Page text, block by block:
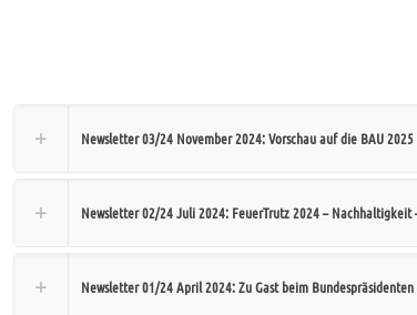
Newsletter 03/24 November 2024: Vorschau auf die BAU 2025
Newsletter 02/24 Juli 2024: FeuerTrutz 2024 – Nachhaltigkeit
Newsletter 01/24 April 2024: Zu Gast beim